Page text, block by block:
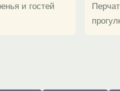
и гостей